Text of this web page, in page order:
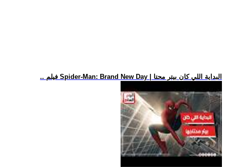
.. فيلم Spider-Man: Brand New Day | البداية اللي كان بيتر محتا